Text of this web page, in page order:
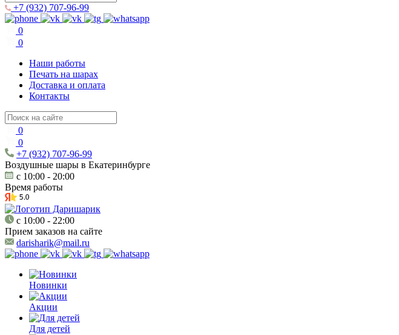
+7 (932) 707-96-99
0
0
Наши работы
Печать на шарах
Доставка и оплата
Контакты
0
0
+7 (932) 707-96-99
Воздушные шары в Екатеринбурге
c 10:00 - 20:00
Время работы
c 10:00 - 22:00
Прием заказов на сайте
darisharik@mail.ru
Новинки
Акции
Для детей